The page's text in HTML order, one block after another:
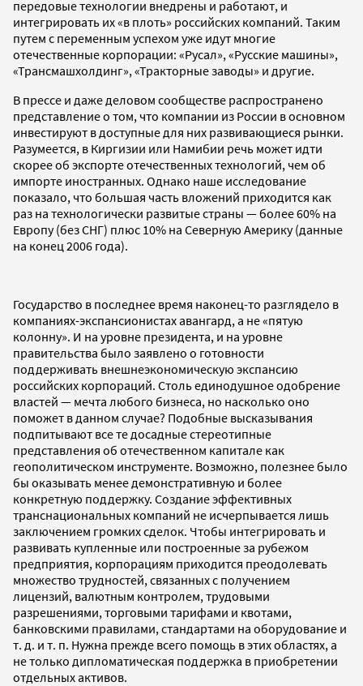
передовые технологии внедрены и работают, и
интегрировать их «в плоть» российских компаний. Таким
путем с переменным успехом уже идут многие
отечественные корпорации: «Русал», «Русские машины»,
«Трансмашхолдинг», «Тракторные заводы» и другие.
В прессе и даже деловом сообществе распространено
представление о том, что компании из России в основном
инвестируют в доступные для них развивающиеся рынки.
Разумеется, в Киргизии или Намибии речь может идти
скорее об экспорте отечественных технологий, чем об
импорте иностранных. Однако наше исследование
показало, что большая часть вложений приходится как
раз на технологически развитые страны — более 60% на
Европу (без СНГ) плюс 10% на Северную Америку (данные
на конец 2006 года).
Государство в последнее время наконец-то разглядело в
компаниях-экспансионистах авангард, а не «пятую
колонну». И на уровне президента, и на уровне
правительства было заявлено о готовности
поддерживать внешнеэкономическую экспансию
российских корпораций. Столь единодушное одобрение
властей — мечта любого бизнеса, но насколько оно
поможет в данном случае? Подобные высказывания
подпитывают все те досадные стереотипные
представления об отечественном капитале как
геополитическом инструменте. Возможно, полезнее было
бы оказывать менее демонстративную и более
конкретную поддержку. Создание эффективных
транснациональных компаний не исчерпывается лишь
заключением громких сделок. Чтобы интегрировать и
развивать купленные или построенные за рубежом
предприятия, корпорациям приходится преодолевать
множество трудностей, связанных с получением
лицензий, валютным контролем, трудовыми
разрешениями, торговыми тарифами и квотами,
банковскими правилами, стандартами на оборудование и
т. д. и т. п. Нужна прежде всего помощь в этих областях, а
не только дипломатическая поддержка в приобретении
отдельных активов.